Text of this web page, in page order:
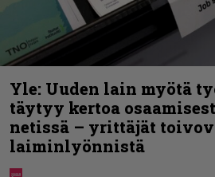
Yle: Uuden lain myötä
täytyy kertoa
netissä – yrittäjät
laiminlyönnistä